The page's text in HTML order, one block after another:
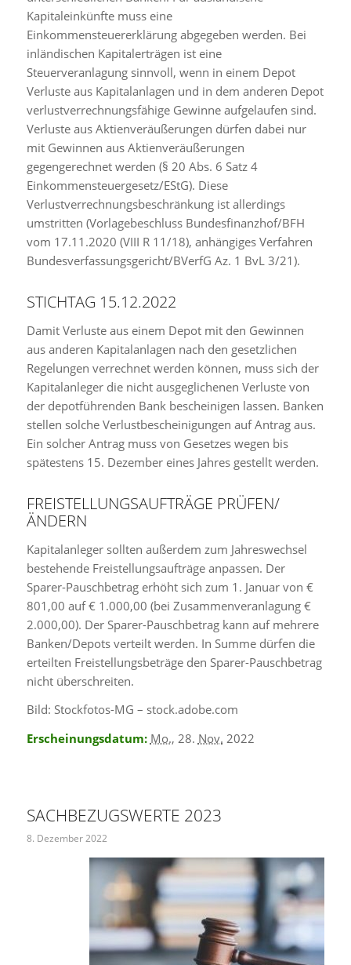
Kapitaleinkünfte muss eine
Einkommensteuererklärung abgegeben werden. Bei
inländischen Kapitalerträgen ist eine
Steuerveranlagung sinnvoll, wenn in einem Depot
Verluste aus Kapitalanlagen und in dem anderen Depot
verlustverrechnungsfähige Gewinne aufgelaufen sind.
Verluste aus Aktienveräußerungen dürfen dabei nur
mit Gewinnen aus Aktienveräußerungen
gegengerechnet werden (§ 20 Abs. 6 Satz 4
Einkommensteuergesetz/EStG). Diese
Verlustverrechnungsbeschränkung ist allerdings
umstritten (Vorlagebeschluss Bundesfinanzhof/BFH
vom 17.11.2020 (VIII R 11/18), anhängiges Verfahren
Bundesverfassungsgericht/BVerfG Az. 1 BvL 3/21).
STICHTAG 15.12.2022
Damit Verluste aus einem Depot mit den Gewinnen
aus anderen Kapitalanlagen nach den gesetzlichen
Regelungen verrechnet werden können, muss sich der
Kapitalanleger die nicht ausgeglichenen Verluste von
der depotführenden Bank bescheinigen lassen. Banken
stellen solche Verlustbescheinigungen auf Antrag aus.
Ein solcher Antrag muss von Gesetzes wegen bis
spätestens 15. Dezember eines Jahres gestellt werden.
FREISTELLUNGSAUFTRÄGE PRÜFEN/
ÄNDERN
Kapitalanleger sollten außerdem zum Jahreswechsel
bestehende Freistellungsaufträge anpassen. Der
Sparer-Pauschbetrag erhöht sich zum 1. Januar von €
801,00 auf € 1.000,00 (bei Zusammenveranlagung €
2.000,00). Der Sparer-Pauschbetrag kann auf mehrere
Banken/Depots verteilt werden. In Summe dürfen die
erteilten Freistellungsbeträge den Sparer-Pauschbetrag
nicht überschreiten.
Bild: Stockfotos-MG – stock.adobe.com
Erscheinungsdatum: Mo., 28. Nov. 2022
SACHBEZUGSWERTE 2023
8. Dezember 2022